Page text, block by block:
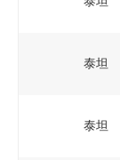
泰坦
泰坦